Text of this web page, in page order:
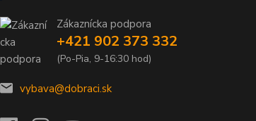
Zákaznícka podpora
+421 902 373 332
(Po-Pia, 9-16:30 hod)
vybava@dobraci.sk